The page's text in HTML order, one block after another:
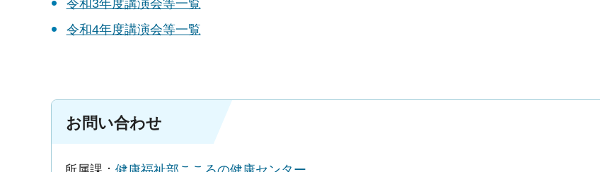
令和3年度講演会等一覧
令和4年度講演会等一覧
お問い合わせ